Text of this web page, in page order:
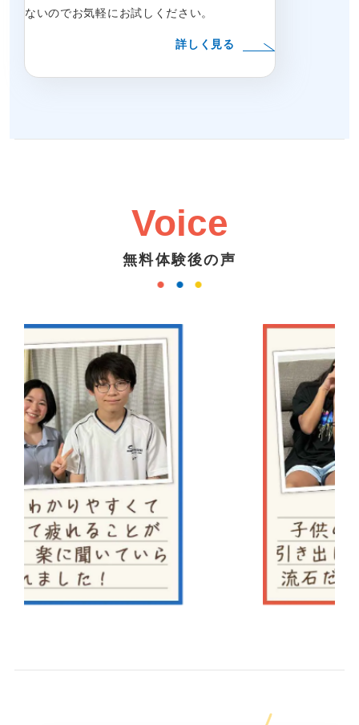
ないのでお気軽にお試しください。
詳しく見る
Voice
無料体験後の声